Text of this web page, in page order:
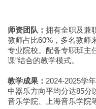
师资团队： 拥有全职及兼
教师占比60%，多名教师
专业院校。配备专职班主
课”结合的教学模式。
教学成果： 2024-2025学
中器乐方向平均分达85分
音乐学院、上海音乐学院